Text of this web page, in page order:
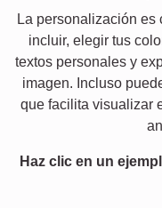
La personalización es
incluir, elegir tus
textos personales y
imagen. Incluso
que facilita visualizar
Haz clic en un